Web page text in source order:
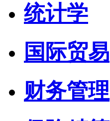
统计学
国际贸易
财务管理